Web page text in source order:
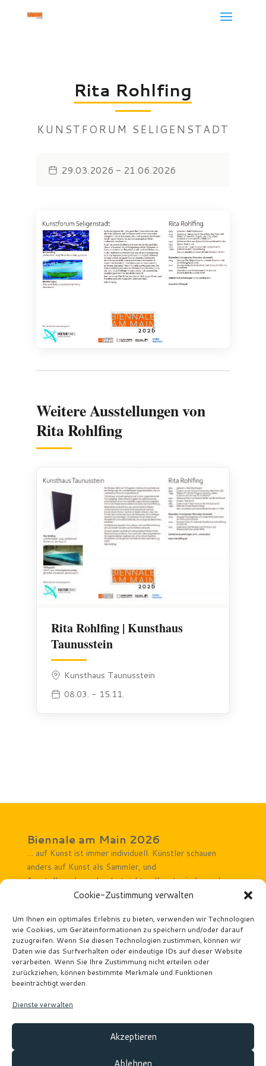
Cookie-Zustimmung verwalten
Um Ihnen ein optimales Erlebnis zu bieten, verwenden wir Technologien
wie Cookies, um Geräteinformationen zu speichern und/oder darauf
zuzugreifen. Wenn Sie diesen Technologien zustimmen, können wir
Daten wie das Surfverhalten oder eindeutige IDs auf dieser Website
verarbeiten. Wenn Sie Ihre Zustimmung nicht erteilen oder
zurückziehen, können bestimmte Merkmale und Funktionen
beeinträchtigt werden.
Dienste verwalten
Akzeptieren
Ablehnen
Rita Rohlfing
KUNSTFORUM SELIGENSTADT
29.03.2026 - 21.06.2026
Weitere Ausstellungen von
Rita Rohlfing
Rita Rohlfing | Kunsthaus
Taunusstein
Kunsthaus Taunusstein
08.03. - 15.11.
Biennale am Main 2026
… auf Kunst ist immer individuell. Künstler schauen
anders auf Kunst als Sammler, und
Ausstellungsbesucher betrachten Kunst wieder anders.
Rechtliches Hinweise
Impressum
Datenschutz
Veranstaltungsorte
Atelier Wäscherei Offenbach
Kunstforum Mainturm
Kunstforum Seligenstadt
Kunsthaus Taunusstein